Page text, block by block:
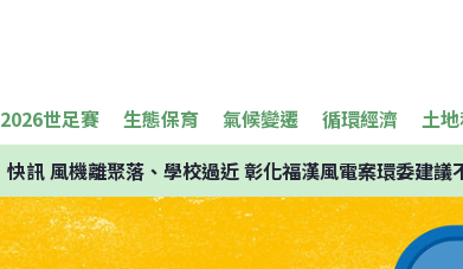
2026世足賽 生態保育 氣候變遷 循環經濟 土
快訊風機離聚落、學校過近 彰化福漢風電案環委建議